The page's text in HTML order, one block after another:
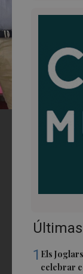
1 Els
celebrar